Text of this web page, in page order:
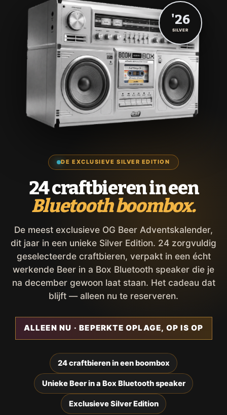
DE EXCLUSIEVE SILVER EDITION
24 craftbieren in een
Bluetooth boombox.
De meest exclusieve OG Beer Adventskalender,
dit jaar in een unieke Silver Edition. 24 zorgvuldig
geselecteerde craftbieren, verpakt in een écht
werkende Beer in a Box Bluetooth speaker die je
na december gewoon laat staan. Het cadeau dat
blijft — alleen nu te reserveren.
ALLEEN NU · BEPERKTE OPLAGE, OP IS OP
24 craftbieren in een boombox
Unieke Beer in a Box Bluetooth speaker
Exclusieve Silver Edition
'26
SILVER